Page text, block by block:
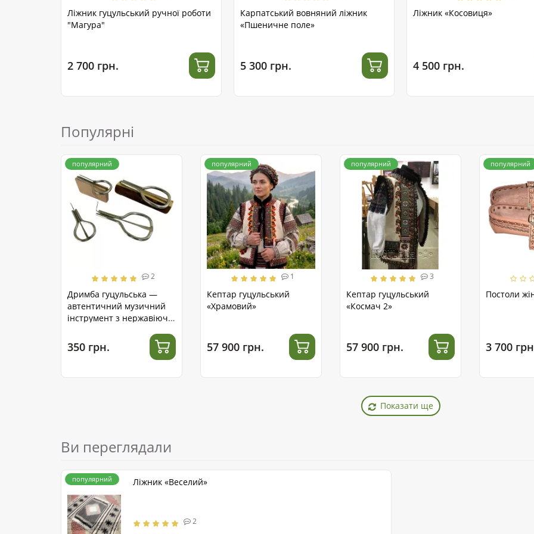
Ліжник гуцульський ручної роботи
"Магура"
2 700 грн.
Карпатський вовняний ліжник
«Пшеничне поле»
5 300 грн.
Ліжник «Косовиця»
4 500 грн.
Популярні
популярний
2
Дримба гуцульська —
автентичний музичний
інструмент з нержавіючої
350 грн.
популярний
1
Кептар гуцульський
«Храмовий»
57 900 грн.
популярний
3
Кептар гуцульський
«Космач 2»
57 900 грн.
популярний
Постоли
3 700
Показати ще
Ви переглядали
популярний Ліжник «Веселий»
2